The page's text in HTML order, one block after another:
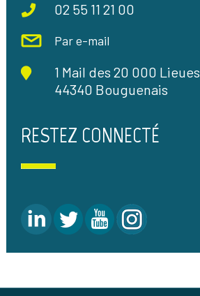
02 55 11 21 00
Par e-mail
1 Mail des 20 000 Lieues
44340 Bouguenais
RESTEZ CONNECTÉ